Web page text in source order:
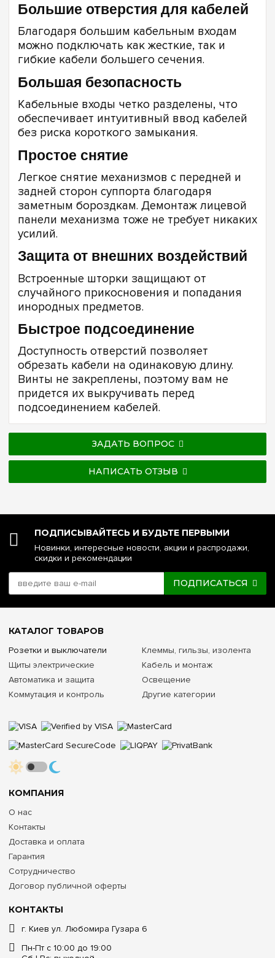
Большие отверстия для кабелей
Благодаря большим кабельным входам
можно подключать как жесткие, так и
гибкие кабели большего сечения.
Большая безопасность
Кабельные входы четко разделены, что
обеспечивает интуитивный ввод кабелей
без риска короткого замыкания.
Простое снятие
Легкое снятие механизмов с передней и
задней сторон суппорта благодаря
заметным бороздкам. Демонтаж лицевой
панели механизма тоже не требует никаких
усилий.
Защита от внешних воздействий
Встроенные шторки защищают от
случайного прикосновения и попадания
инородных предметов.
Быстрое подсоединение
Доступность отверстий позволяет
обрезать кабели на одинаковую длину.
Винты не закреплены, поэтому вам не
придется их выкручивать перед
подсоединением кабелей.
ЗАДАТЬ ВОПРОС
НАПИСАТЬ ОТЗЫВ
ПОДПИСЫВАЙТЕСЬ И БУДЬТЕ ПЕРВЫМИ
Новинки, интересные новости, акции и распродажи,
скидки и рекомендации
ПОДПИСАТЬСЯ
КОНТАКТЫ
г. Киев ул. Любомира Гузара 6
Пн-Пт с 10:00 до 19:00
КОМПАНИЯ
О нас
Контакты
Доставка и оплата
Гарантия
Сотрудничество
Договор публичной оферты
КАТАЛОГ ТОВАРОВ
Розетки и выключатели
Щиты электрические
Автоматика и защита
Коммутация и контроль
Клеммы, гильзы, изолента
Кабель и монтаж
Освещение
Другие категории